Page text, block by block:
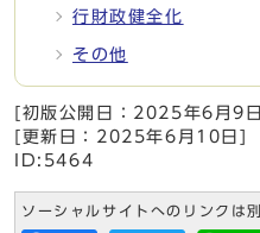
行財政健全化
その他
[初版公開日： 2025年6月9日
[更新日： 2025年6月10日
ID:5464
ソーシャルサイトへのリンクは